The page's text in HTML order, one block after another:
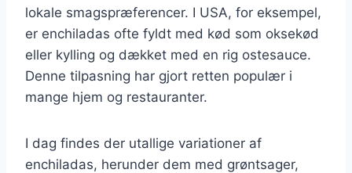
lokale smagspræferencer. I USA, for eksempel,
er enchiladas ofte fyldt med kød som oksekød
eller kylling og dækket med en rig ostesauce.
Denne tilpasning har gjort retten populær i
mange hjem og restauranter.
I dag findes der utallige variationer af
enchiladas, herunder dem med grøntsager,